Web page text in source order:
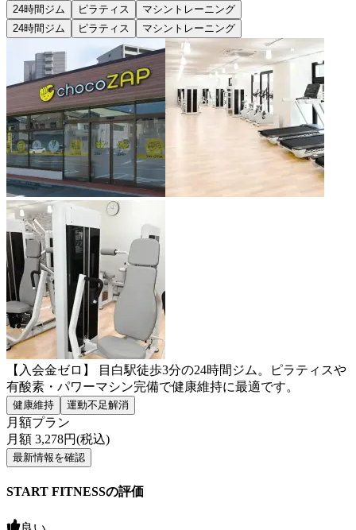
24時間ジム ピラティス
マシントレーニング
24時間ジム
ピラティス マシントレーニング
【入会金ゼロ】 目白駅徒歩3分の24時間ジム。ピラティスや
有酸素・パワーマシン完備で健康維持に最適です。
健康維持 運動不足解消
月額プラン
月額 3,278円(税込)
最新情報を確認
START FITNESSの評価